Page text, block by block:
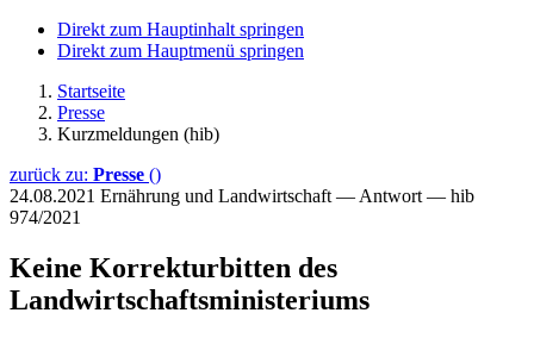
Direkt zum Hauptinhalt springen
Direkt zum Hauptmenü springen
Startseite
Presse
Kurzmeldungen (hib)
zurück zu: Presse ()
24.08.2021 Ernährung und Landwirtschaft — Antwort — hib
974/2021
Keine Korrekturbitten des
Landwirtschaftsministeriums